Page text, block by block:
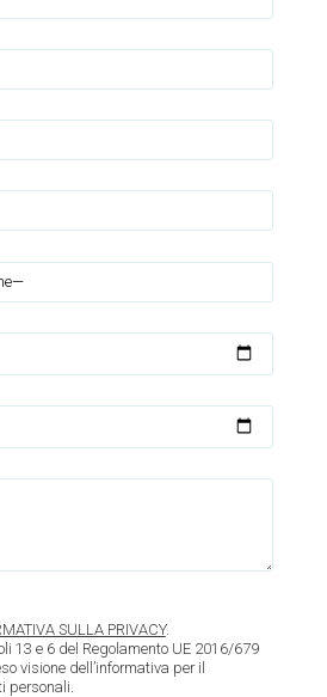
SULLA PRIVACY.
13 e 6 del Regolamento UE 2016/679
visione dell’informativa per il
personali.